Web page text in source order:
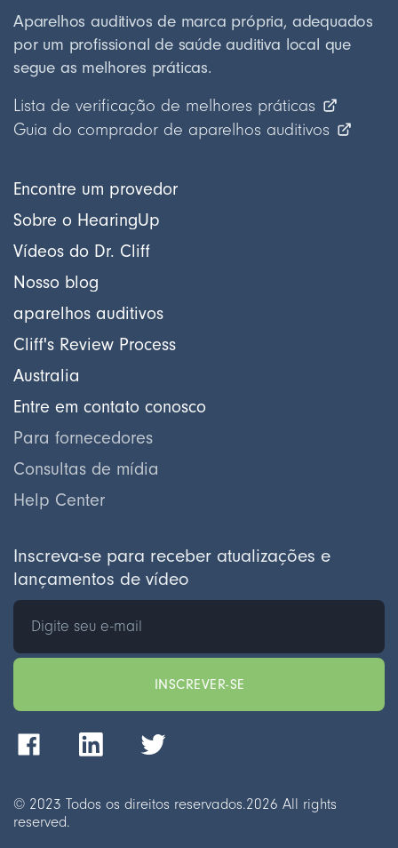
Encontre um provedor
Sobre o HearingUp
Vídeos do Dr. Cliff
Nosso blog
aparelhos auditivos
Cliff's Review Process
Australia
Entre em contato conosco
Para fornecedores
Consultas de mídia
Help Center
Aparelhos auditivos de marca própria, adequados
por um profissional de saúde auditiva local que
segue as melhores práticas.
Lista de verificação de melhores práticas
Guia do comprador de aparelhos auditivos
© 2023 Todos os direitos reservados.2026 All rights
reserved.
Inscreva-se para receber atualizações e
lançamentos de vídeo